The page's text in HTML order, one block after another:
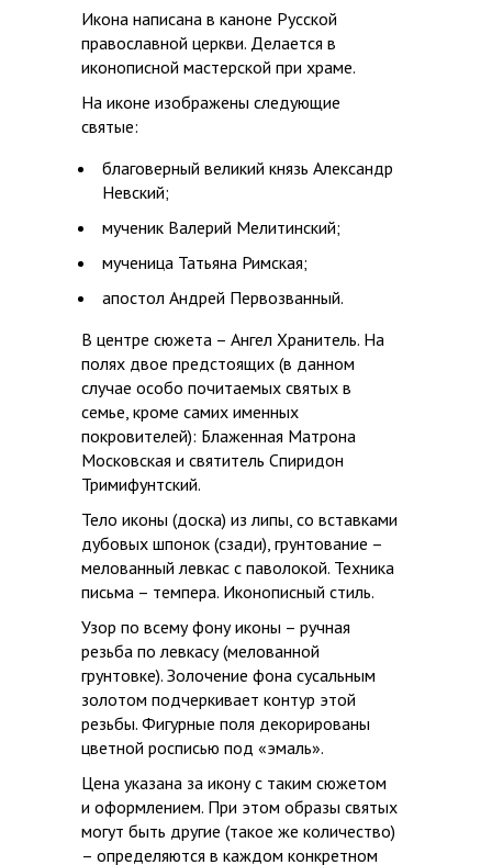
Икона написана в каноне Русской
православной церкви. Делается в
иконописной мастерской при храме.
На иконе изображены следующие
святые:
благоверный великий князь Александр
Невский;
мученик Валерий Мелитинский;
мученица Татьяна Римская;
апостол Андрей Первозванный.
В центре сюжета – Ангел Хранитель. На
полях двое предстоящих (в данном
случае особо почитаемых святых в
семье, кроме самих именных
покровителей): Блаженная Матрона
Московская и святитель Спиридон
Тримифунтский.
Тело иконы (доска) из липы, со вставками
дубовых шпонок (сзади), грунтование –
мелованный левкас с паволокой. Техника
письма – темпера. Иконописный стиль.
Узор по всему фону иконы – ручная
резьба по левкасу (мелованной
грунтовке). Золочение фона сусальным
золотом подчеркивает контур этой
резьбы. Фигурные поля декорированы
цветной росписью под «эмаль».
Цена указана за икону с таким сюжетом
и оформлением. При этом образы святых
могут быть другие (такое же количество)
– определяются в каждом конкретном